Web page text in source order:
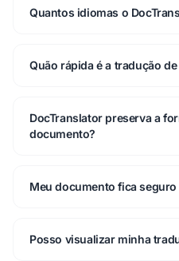
Quantos idiomas o
Quão rápida é a tradução
DocTranslator preserva a
documento?
Meu documento fica
Posso visualizar minha